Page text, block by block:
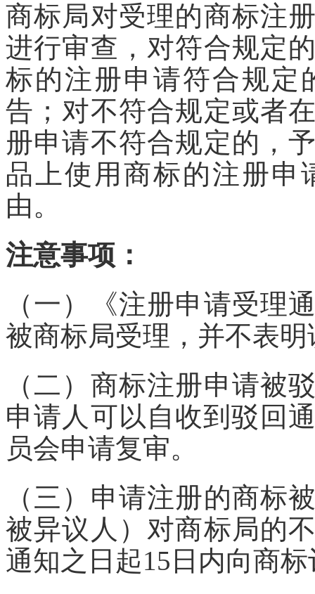
商标局对受理的商标注
进行审查，对符合规定
标的注册申请符合规定
告；对不符合规定或者
册申请不符合规定的，
品上使用商标的注册申
由。
注意事项：
（一）《注册申请受理
被商标局受理，并不表
（二）商标注册申请被
申请人可以自收到驳回
员会申请复审。
（三）申请注册的商标
被异议人）对商标局的
通知之日起15日内向商